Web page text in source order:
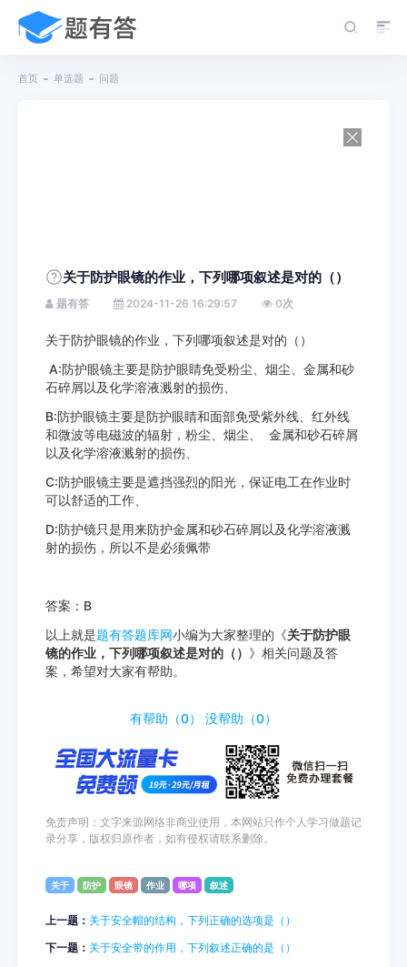
首页 单选题 问题
关于防护眼镜的作业，下列哪项叙述是对的（）
题有答 2024-11-26 16:29:57 0次
关于防护眼镜的作业，下列哪项叙述是对的（）
A:防护眼镜主要是防护眼睛免受粉尘、烟尘、金属和砂
石碎屑以及化学溶液溅射的损伤、
B:防护眼镜主要是防护眼睛和面部免受紫外线、红外线
和微波等电磁波的辐射，粉尘、烟尘、 金属和砂石碎屑
以及化学溶液溅射的损伤、
C:防护眼镜主要是遮挡强烈的阳光，保证电工在作业时
可以舒适的工作、
D:防护镜只是用来防护金属和砂石碎屑以及化学溶液溅
射的损伤，所以不是必须佩带
答案：B
以上就是题有答题库网小编为大家整理的《关于防护眼
镜的作业，下列哪项叙述是对的（） 》相关问题及答
案，希望对大家有帮助。
有帮助（0） 没帮助（0）
免责声明：文字来源网络非商业使用，本网站只作个人学习做题记
录分享，版权归原作者，如有侵权请联系删除。
关于 防护 眼镜 作业 哪项 叙述
上一题： 关于安全帽的结构，下列正确的选项是（）
下一题： 关于安全带的作用，下列叙述正确的是（）